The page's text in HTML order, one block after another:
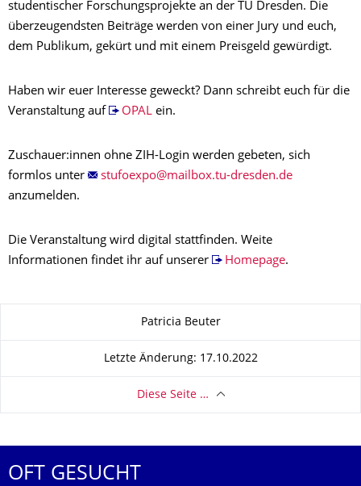
studentischer Forschungsprojekte an der TU Dresden. Die
überzeugendsten Beiträge werden von einer Jury und euch,
dem Publikum, gekürt und mit einem Preisgeld gewürdigt.
Haben wir euer Interesse geweckt? Dann schreibt euch für die
Veranstaltung auf
OPALein.
Zuschauer:innen ohne ZIH-Login werden gebeten, sich
formlos unter
anzumelden.
Die Veranstaltung wird digital stattfinden. Weite
Informationen findet ihr auf unserer
Homepage.
Patricia Beuter
Letzte Änderung: 17.10.2022
Diese Seite …
OFT GESUCHT